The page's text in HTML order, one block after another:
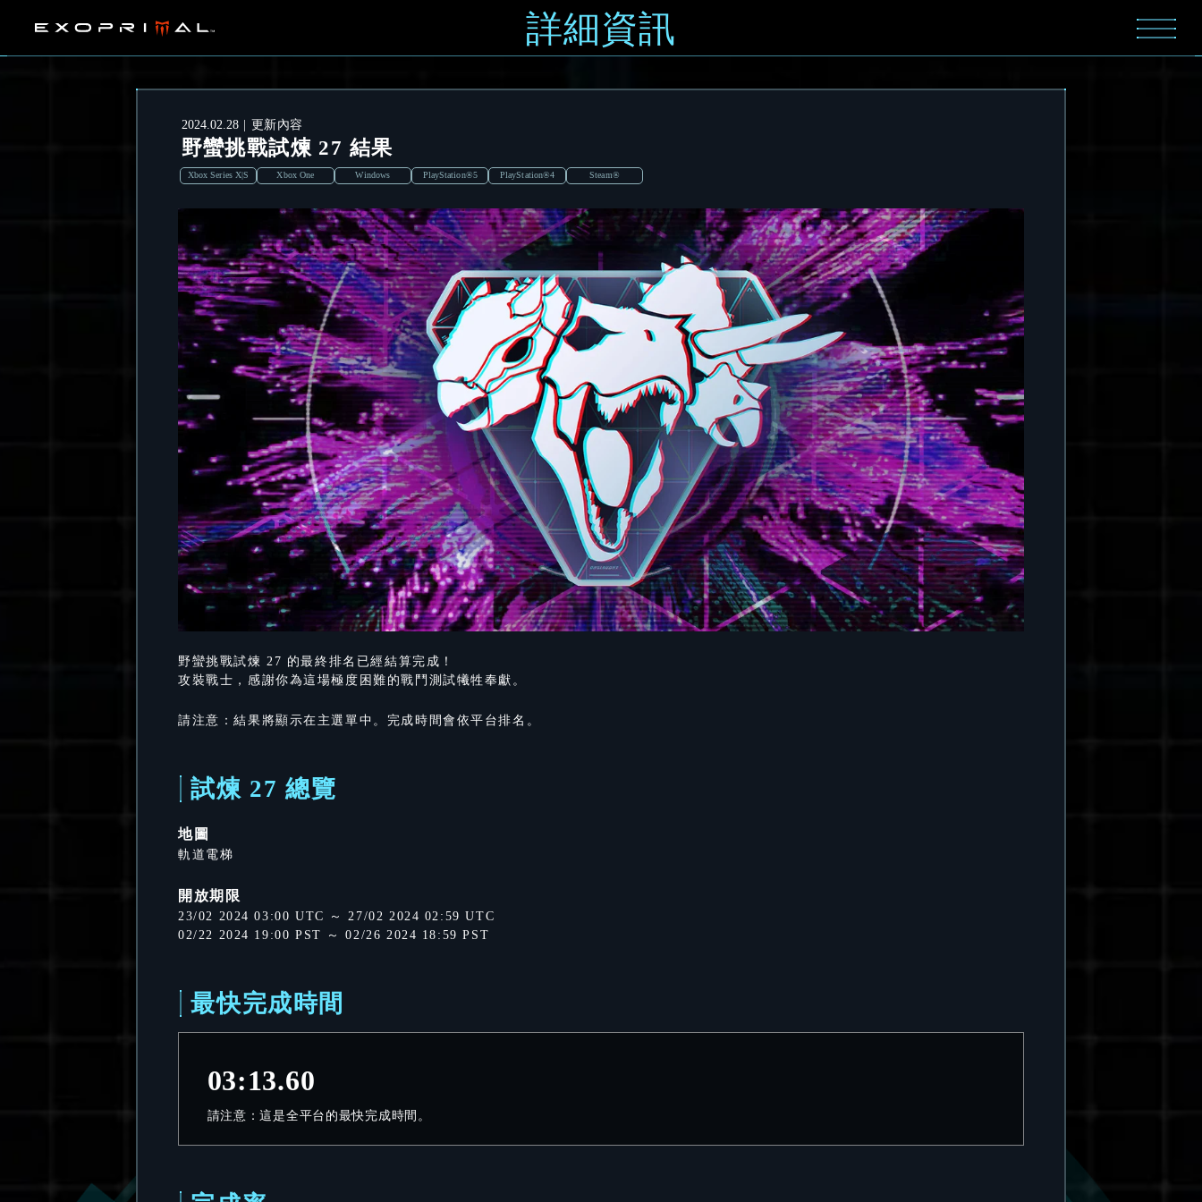
詳細資訊
2024.02.28 更新內容
野蠻挑戰試煉 27 結果
Xbox Series X|S Xbox One Windows PlayStation®5 PlayStation®4 Steam®
野蠻挑戰試煉 27 的最終排名已經結算完成！
攻裝戰士，感謝你為這場極度困難的戰鬥測試犧牲奉獻。
請注意：結果將顯示在主選單中。完成時間會依平台排名。
試煉 27 總覽
地圖
軌道電梯
開放期限
23/02 2024 03:00 UTC ～ 27/02 2024 02:59 UTC
02/22 2024 19:00 PST ～ 02/26 2024 18:59 PST
最快完成時間
03:13.60
請注意：這是全平台的最快完成時間。